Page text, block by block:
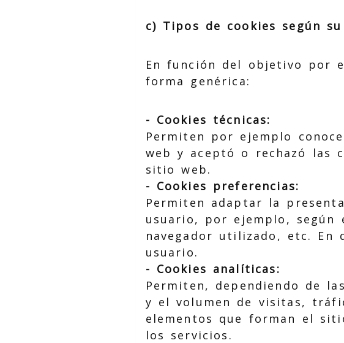
c) Tipos de cookies según
En función del objetivo por
forma genérica:
- Cookies técnicas:
Permiten por ejemplo
web y aceptó o rechazó las
sitio web.
- Cookies preferencias:
Permiten adaptar la
usuario, por ejemplo,
navegador utilizado, etc. En
usuario.
- Cookies analíticas:
Permiten, dependiendo de
y el volumen de visitas,
elementos que forman el
los servicios.